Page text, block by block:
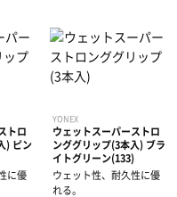
トロ
) ピン
に優
YONEX
ウェットスーパーストロ
ンググリップ(3本入) ブラ
イトグリーン(133)
ウェット性、耐久性に優
れる。